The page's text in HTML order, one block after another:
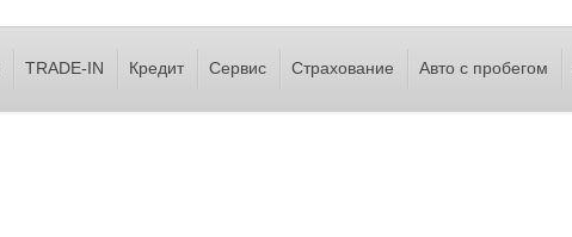
TRADE-IN Кредит Сервис Страхование Авто с пробегом